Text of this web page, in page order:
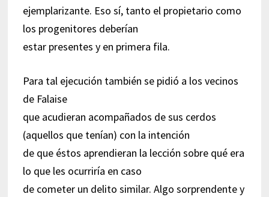
ejemplarizante. Eso sí, tanto el propietario como
los progenitores deberían
estar presentes y en primera fila.
Para tal ejecución también se pidió a los vecinos
de Falaise
que acudieran acompañados de sus cerdos
(aquellos que tenían) con la intención
de que éstos aprendieran la lección sobre qué era
lo que les ocurriría en caso
de cometer un delito similar. Algo sorprendente y